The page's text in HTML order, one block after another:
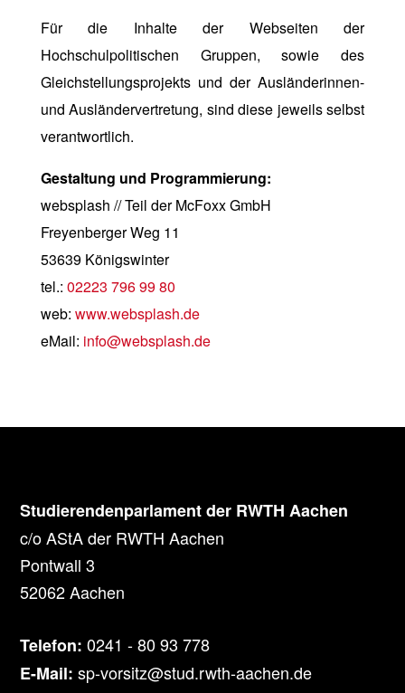
Für die Inhalte der Webseiten der
Hochschulpolitischen Gruppen, sowie des
Gleichstellungsprojekts und der Ausländerinnen-
und Ausländervertretung, sind diese jeweils selbst
verantwortlich.
Gestaltung und Programmierung:
websplash // Teil der McFoxx GmbH
Freyenberger Weg 11
53639 Königswinter
tel.: 02223 796 99 80
web: www.websplash.de
eMail: info@websplash.de
Studierendenparlament der RWTH Aachen
c/o AStA der RWTH Aachen
Pontwall 3
52062 Aachen
Telefon: 0241 - 80 93 778
E-Mail: sp-vorsitz@stud.rwth-aachen.de